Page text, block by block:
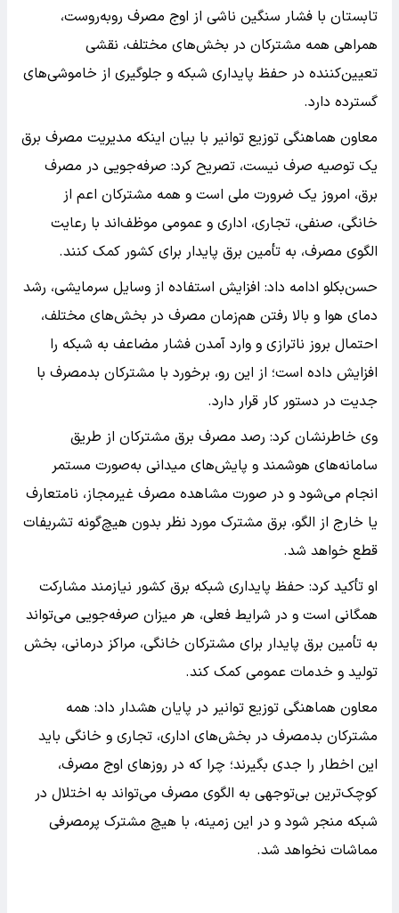
تابستان با فشار سنگین ناشی از اوج مصرف روبه‌روست،
همراهی همه مشترکان در بخش‌های مختلف، نقشی
تعیین‌کننده در حفظ پایداری شبکه و جلوگیری از خاموشی‌های
گسترده دارد.
معاون هماهنگی توزیع توانیر با بیان اینکه مدیریت مصرف برق
یک توصیه صرف نیست، تصریح کرد: صرفه‌جویی در مصرف
برق، امروز یک ضرورت ملی است و همه مشترکان اعم از
خانگی، صنفی، تجاری، اداری و عمومی موظف‌اند با رعایت
الگوی مصرف، به تأمین برق پایدار برای کشور کمک کنند.
حسن‌بکلو ادامه داد: افزایش استفاده از وسایل سرمایشی، رشد
دمای هوا و بالا رفتن هم‌زمان مصرف در بخش‌های مختلف،
احتمال بروز ناترازی و وارد آمدن فشار مضاعف به شبکه را
افزایش داده است؛ از این رو، برخورد با مشترکان بدمصرف با
جدیت در دستور کار قرار دارد.
وی خاطرنشان کرد: رصد مصرف برق مشترکان از طریق
سامانه‌های هوشمند و پایش‌های میدانی به‌صورت مستمر
انجام می‌شود و در صورت مشاهده مصرف غیرمجاز، نامتعارف
یا خارج از الگو، برق مشترک مورد نظر بدون هیچ‌گونه تشریفات
قطع خواهد شد.
او تأکید کرد: حفظ پایداری شبکه برق کشور نیازمند مشارکت
همگانی است و در شرایط فعلی، هر میزان صرفه‌جویی می‌تواند
به تأمین برق پایدار برای مشترکان خانگی، مراکز درمانی، بخش
تولید و خدمات عمومی کمک کند.
معاون هماهنگی توزیع توانیر در پایان هشدار داد: همه
مشترکان بدمصرف در بخش‌های اداری، تجاری و خانگی باید
این اخطار را جدی بگیرند؛ چرا که در روز‌های اوج مصرف،
کوچک‌ترین بی‌توجهی به الگوی مصرف می‌تواند به اختلال در
شبکه منجر شود و در این زمینه، با هیچ مشترک پرمصرفی
مماشات نخواهد شد.